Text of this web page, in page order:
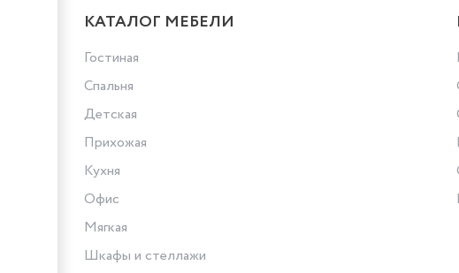
КАТАЛОГ МЕБЕЛИ
Гостиная
Спальня
Детская
Прихожая
Кухня
Офис
Мягкая
Шкафы и стеллажи